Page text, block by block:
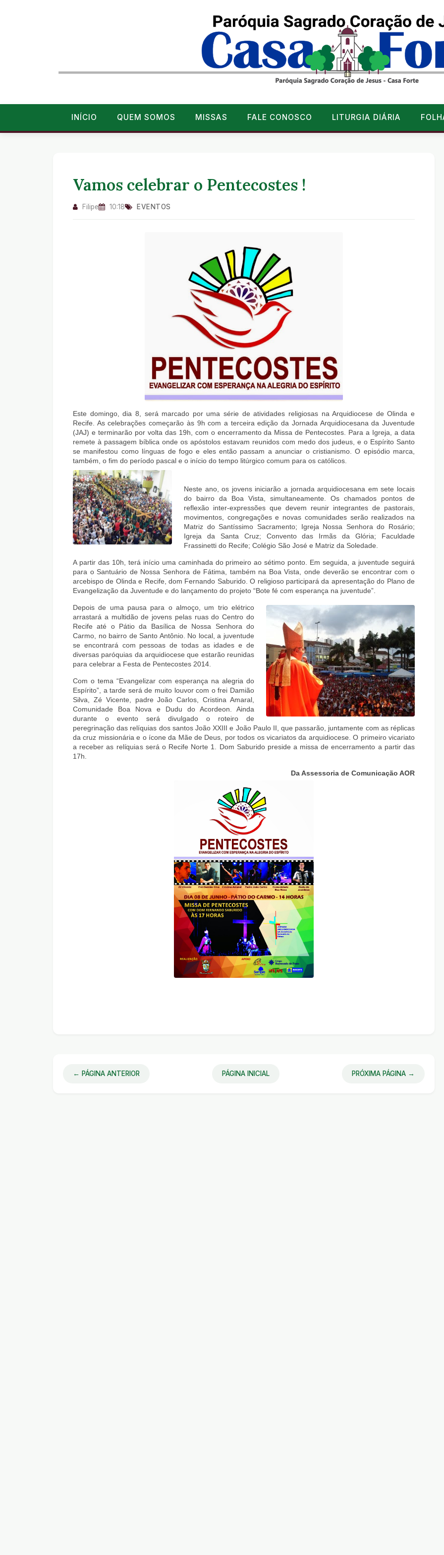
INÍCIO QUEM SOMOS MISSAS FALE CONOSCO LITURGIA DIÁRIA
Vamos celebrar o Pentecostes !
Filipe 10:18 EVENTOS
Este domingo, dia 8, será marcado por uma série de atividades religiosas na Arquidiocese de Olinda e
Recife. As celebrações começarão às 9h com a terceira edição da Jornada Arquidiocesana da Juventude
(JAJ) e terminarão por volta das 19h, com o encerramento da Missa de Pentecostes. Para a Igreja, a data
remete à passagem bíblica onde os apóstolos estavam reunidos com medo dos judeus, e o Espírito Santo
se manifestou como línguas de fogo e eles então passam a anunciar o cristianismo. O episódio marca,
também, o fim do período pascal e o início do tempo litúrgico comum para os católicos.
Neste ano, os jovens iniciarão a jornada arquidiocesana em sete locais
do bairro da Boa Vista, simultaneamente. Os chamados pontos de
reflexão inter-expressões que devem reunir integrantes de pastorais,
movimentos, congregações e novas comunidades serão realizados na
Matriz do Santíssimo Sacramento; Igreja Nossa Senhora do Rosário;
Igreja da Santa Cruz; Convento das Irmãs da Glória; Faculdade
Frassinetti do Recife; Colégio São José e Matriz da Soledade.
A partir das 10h, terá início uma caminhada do primeiro ao sétimo ponto. Em seguida, a juventude seguirá
para o Santuário de Nossa Senhora de Fátima, também na Boa Vista, onde deverão se encontrar com o
arcebispo de Olinda e Recife, dom Fernando Saburido. O religioso participará da apresentação do Plano de
Evangelização da Juventude e do lançamento do projeto “Bote fé com esperança na juventude”.
Depois de uma pausa para o almoço, um trio elétrico
arrastará a multidão de jovens pelas ruas do Centro do
Recife até o Pátio da Basílica de Nossa Senhora do
Carmo, no bairro de Santo Antônio. No local, a juventude
se encontrará com pessoas de todas as idades e de
diversas paróquias da arquidiocese que estarão reunidas
para celebrar a Festa de Pentecostes 2014.
Com o tema “Evangelizar com esperança na alegria do
Espírito”, a tarde será de muito louvor com o frei Damião
Silva, Zé Vicente, padre João Carlos, Cristina Amaral,
Comunidade Boa Nova e Dudu do Acordeon. Ainda
durante o evento será divulgado o roteiro de
peregrinação das relíquias dos santos João XXIII e João Paulo II, que passarão, juntamente com as réplicas
da cruz missionária e o ícone da Mãe de Deus, por todos os vicariatos da arquidiocese. O primeiro vicariato
a receber as relíquias será o Recife Norte 1. Dom Saburido preside a missa de encerramento a partir das
17h.
Da Assessoria de Comunicação AOR
← PÁGINA ANTERIOR PÁGINA INICIAL PRÓXIMA PÁGINA →